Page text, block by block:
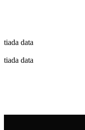
tiada data
tiada data